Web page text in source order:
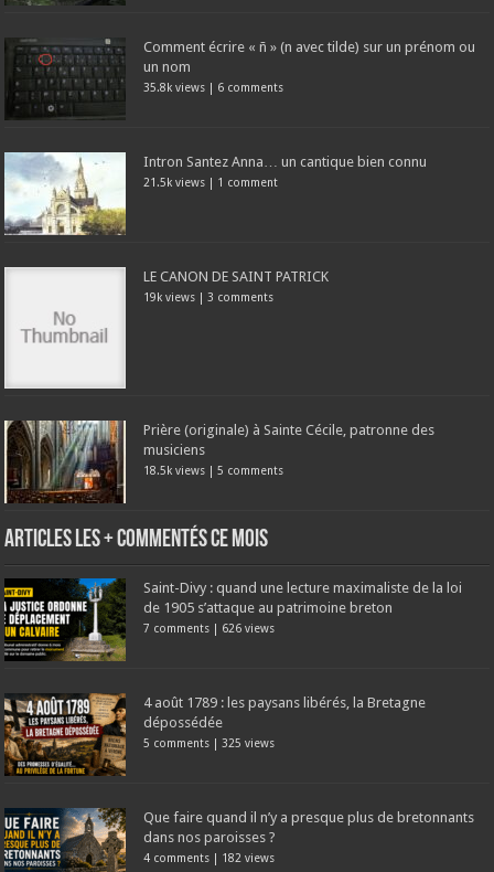
Comment écrire « ñ » (n avec tilde) sur un prénom ou
un nom
35.8k views 6 comments
Intron Santez Anna… un cantique bien connu
21.5k views 1 comment
LE CANON DE SAINT PATRICK
19k views 3 comments
Prière (originale) à Sainte Cécile, patronne des
musiciens
18.5k views |5 comments
Articles les + commentés ce mois
Saint-Divy : quand une lecture maximaliste de la loi
de 1905 s’attaque au patrimoine breton
7 comments 626 views
4 août 1789 : les paysans libérés, la Bretagne
dépossédée
5 comments 325 views
Que faire quand il n’y a presque plus de bretonnants
dans nos paroisses ?
4 comments 182 views